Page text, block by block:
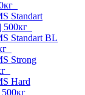
Standart
500кг
Standart BL
Strong
Hard